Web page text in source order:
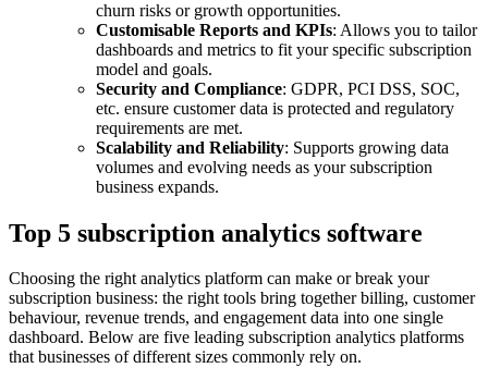
churn risks or growth opportunities.
Customisable Reports and KPIs: Allows you to tailor
dashboards and metrics to fit your specific subscription
model and goals.
Security and Compliance: GDPR, PCI DSS, SOC,
etc. ensure customer data is protected and regulatory
requirements are met.
Scalability and Reliability: Supports growing data
volumes and evolving needs as your subscription
business expands.
Top 5 subscription analytics software
Choosing the right analytics platform can make or break your
subscription business: the right tools bring together billing, customer
behaviour, revenue trends, and engagement data into one single
dashboard. Below are five leading subscription analytics platforms
that businesses of different sizes commonly rely on.